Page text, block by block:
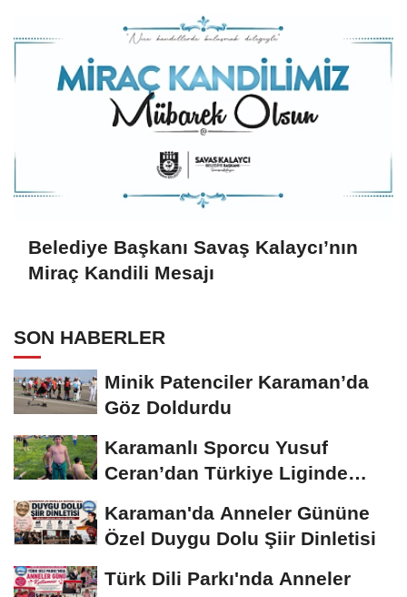
Belediye Başkanı Savaş Kalaycı’nın
Miraç Kandili Mesajı
SON HABERLER
Minik Patenciler Karaman’da
Göz Doldurdu
Karamanlı Sporcu Yusuf
Ceran’dan Türkiye Liginde
Karaman'da Anneler Gününe
Özel Duygu Dolu Şiir Dinletisi
Türk Dili Parkı'nda Anneler